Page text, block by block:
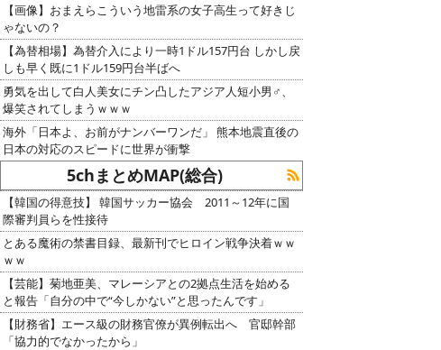
【画像】おまえらこういう地雷系の女子高生って好きじ
ゃないの？
【為替相場】為替介入により一時1ドル157円台 しかし戻
しも早く既に1ドル159円台半ばへ
勇気を出して白人美女にチン凸したアジア人短小男♂、
爆笑されてしまうｗｗｗ
海外「日本よ、お前がナンバーワンだ」 熊本地震直後の
日本の対応のスピードに世界が衝撃
5chまとめMAP(総合)
【韓国の得意技】 韓国サッカー協会 2011～12年に国
際審判員らを性接待
とある魔術の禁書目録、最新刊でヒロイン戦争決着ｗｗ
ｗｗ
【芸能】菊地亜美、マレーシアとの2拠点生活を始める
と報告「自分の中で“今しかない”と思ったんです」
【財務省】エース級の財務官僚が異例転出へ 官邸幹部
「協力的でなかったから」